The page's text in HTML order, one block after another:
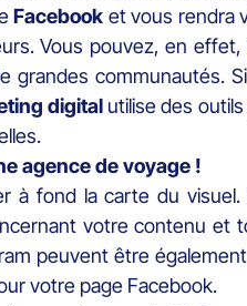
Facebook et vous rendra
Vous pouvez, en
grandes communautés.
digitalutilise des
agence de voyage !
à fond la carte du
votre contenu
peuvent être
votre page Facebook.